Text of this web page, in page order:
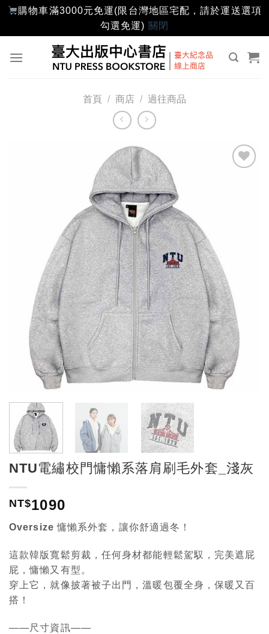
購物車滿3000元免運(限台灣地區宅配，請於運送選項
勾選免運) 關閉
首頁 / 商店 / 過往商品
NTU電繡校門慵懶系落肩刷毛外套_淺灰
NT$1090
Oversize 慵懶系外套，讓你舒適過冬！
這款韓版寬鬆剪裁，任何身材都能輕鬆駕馭，完美遮屁
屁，慵懶又有型。
穿上它，就像披著被子出門，溫暖包覆全身，保暖又百
搭！
——尺寸資訊——